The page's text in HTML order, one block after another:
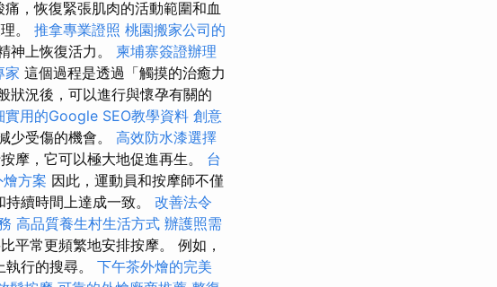
，恢復緊張肌肉的活動範圍和血
。 推拿專業證照 桃園搬家公司的
神上恢復活力。 柬埔寨簽證辦理
家 這個過程是透過「觸摸的治癒力
狀況後，可以進行與懷孕有關的
實用的Google SEO教學資料 創意
少受傷的機會。 高效防水漆選擇
摩，它可以極大地促進再生。 台
方案 因此，運動員和按摩師不僅
續時間上達成一致。 改善法令
高品質養生村生活方式 辦護照需
平常更頻繁地安排按摩。 例如，
行的搜尋。 下午茶外燴的完美